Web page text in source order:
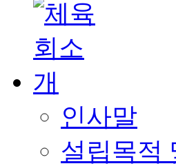
인사말
설립목적